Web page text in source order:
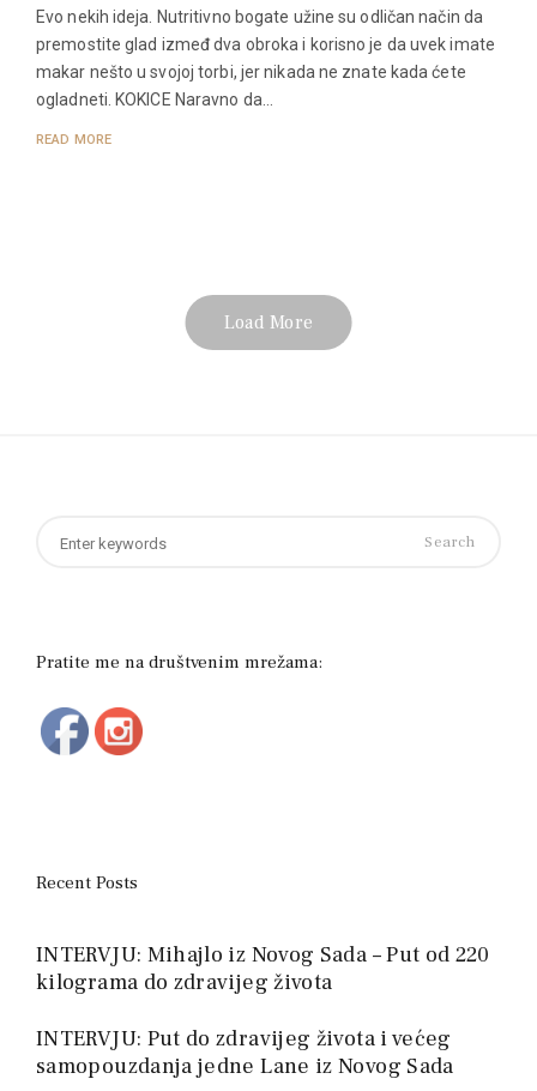
Evo nekih ideja. Nutritivno bogate užine su odličan način da
premostite glad izmeđ dva obroka i korisno je da uvek imate
makar nešto u svojoj torbi, jer nikada ne znate kada ćete
ogladneti. KOKICE Naravno da…
READ MORE
Load More
for:
Pratite me na društvenim mrežama:
Recent Posts
INTERVJU: Mihajlo iz Novog Sada – Put od 220
kilograma do zdravijeg života
INTERVJU: Put do zdravijeg života i većeg
samopouzdanja jedne Lane iz Novog Sada